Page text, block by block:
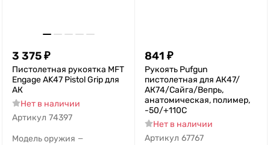
3 375₽
Пистолетная рукоятка MFT
Engage AK47 Pistol Grip для
АК
Нет в наличии
Артикул 74397
Модель оружия —
841 ₽
Рукоять Pufgun
пистолетная для АК47/
АК74/Сайга/Вепрь,
анатомическая, полимер,
-50/+110С
Нет в наличии
Артикул 67767